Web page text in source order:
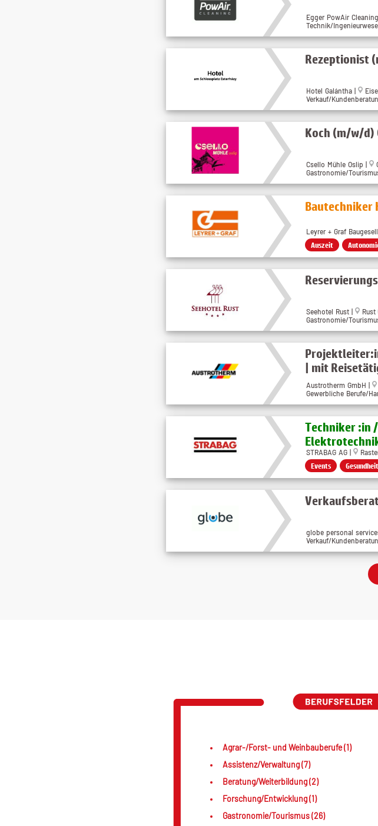
Egger PowAir
Technik/
Rezeptionist
Hotel Galántha |
Verkauf/
Koch (m/w/d)
Csello Mühle Oslip |
Gastronomie/
Bautechniker
Leyrer + Graf
Auszeit
Seehotel Rust | Rust
Gastronomie/
| mit
Austrotherm GmbH |
Gewerbliche Berufe/
Techniker :in
STRABAG AG |
Events Gesundheit
globe personal
Verkauf/
Agrar-/Forst- und Weinbauberufe (1)
Assistenz/Verwaltung (7)
Beratung/Weiterbildung (2)
Forschung/Entwicklung (1)
Gastronomie/Tourismus (26)